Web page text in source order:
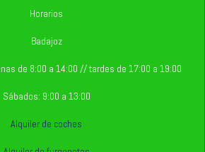
Horarios
Badajoz
de 8:00 a 14:00 // tardes de 17:00 a 19:00
Sábados: 9:00 a 13:00
Alquiler de coches